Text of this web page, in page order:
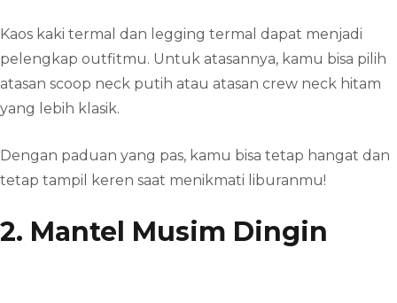
Kaos kaki termal dan legging termal dapat menjadi
pelengkap outfitmu. Untuk atasannya, kamu bisa pilih
atasan scoop neck putih atau atasan crew neck hitam
yang lebih klasik.
Dengan paduan yang pas, kamu bisa tetap hangat dan
tetap tampil keren saat menikmati liburanmu!
2. Mantel Musim Dingin